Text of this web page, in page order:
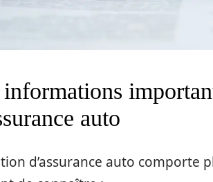
auto
d’assurance auto